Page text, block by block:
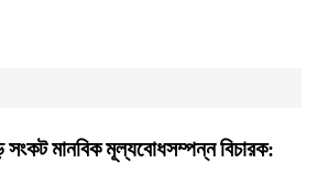
সংকট মানবিক মূল্যবোধসম্পন্ন বিচারক: